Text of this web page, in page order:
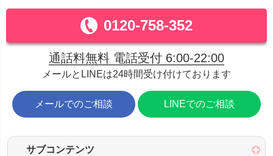
0120-758-352
通話料無料 電話受付 6:00-22:00
メールとLINEは24時間受け付けております
メールでのご相談 LINEでのご相談
サブコンテンツ